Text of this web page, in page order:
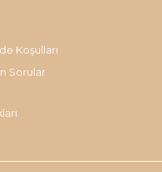
Koşulları
Sorular